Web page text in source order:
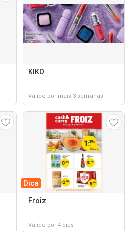
KIKO
Válido por mais 3 semanas
Dica
Froiz
Válido por 4 dias